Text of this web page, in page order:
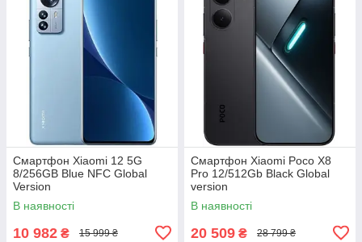
Смартфон Xiaomi 12 5G
8/256GB Blue NFC Global
Version
В наявності
10 982 ₴ 15 999 ₴
Смартфон Xiaomi Poco X8
Pro 12/512Gb Black Global
version
В наявності
20 509 ₴ 28 799 ₴